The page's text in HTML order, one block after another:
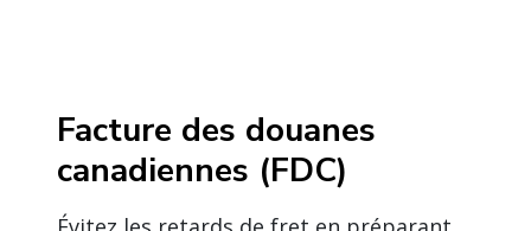
Facture des douanes
canadiennes (FDC)